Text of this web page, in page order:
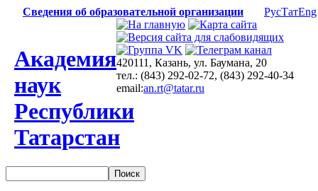
Сведения об образовательной организации РусТатEng
Академия
наук
Республики
Татарстан
420111, Казань, ул. Баумана, 20
тел.: (843) 292-02-72, (843) 292-40-34
email:an.rt@tatar.ru